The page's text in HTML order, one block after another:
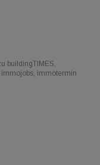
buildingTIMES,
immotermin